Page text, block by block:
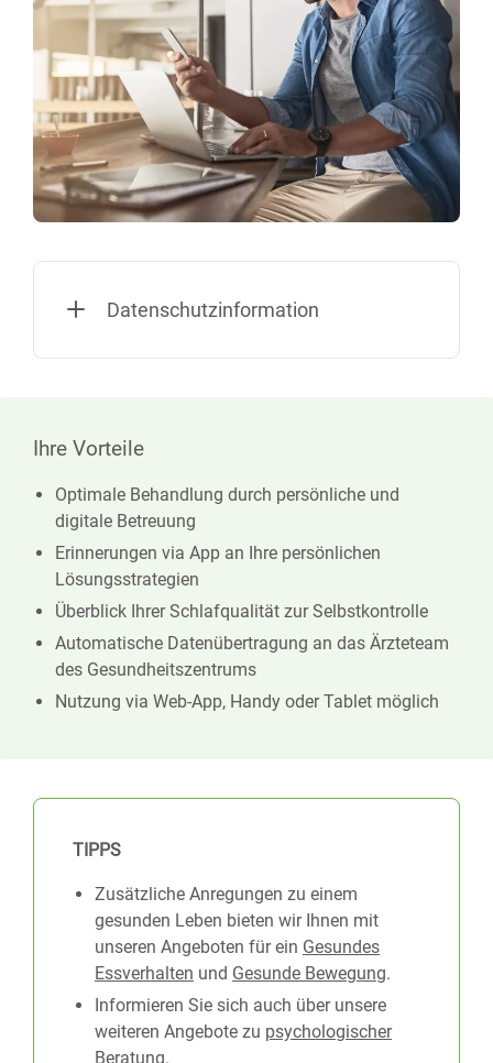
Datenschutzinformation
Ihre Vorteile
Optimale Behandlung durch persönliche und
digitale Betreuung
Erinnerungen via App an Ihre persönlichen
Lösungsstrategien
Überblick Ihrer Schlafqualität zur Selbstkontrolle
Automatische Datenübertragung an das Ärzteteam
des Gesundheitszentrums
Nutzung via Web-App, Handy oder Tablet möglich
TIPPS
Zusätzliche Anregungen zu einem
gesunden Leben bieten wir Ihnen mit
unseren Angeboten für ein Gesundes
Essverhalten und Gesunde Bewegung.
Informieren Sie sich auch über unsere
weiteren Angebote zu psychologischer
Beratung.